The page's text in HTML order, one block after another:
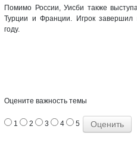
Помимо России, Уисби также
Турции и Франции. Игрок завершил
году.
Оцените важность темы
1 2 3 4 5